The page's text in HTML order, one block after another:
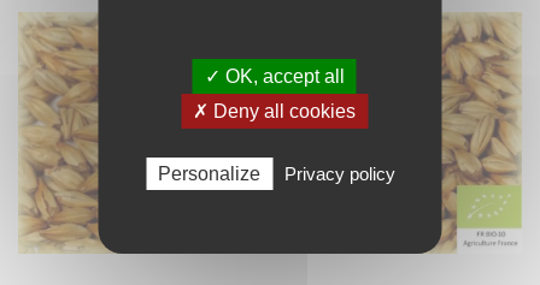
✓ OK, accept all
✗ Deny all cookies
Personalize Privacy policy